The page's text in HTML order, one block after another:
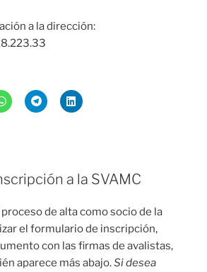
a la dirección:
a la SVAMC
de alta como socio de la
el formulario de inscripción,
con las firmas de avalistas,
aparece más abajo.Si desea